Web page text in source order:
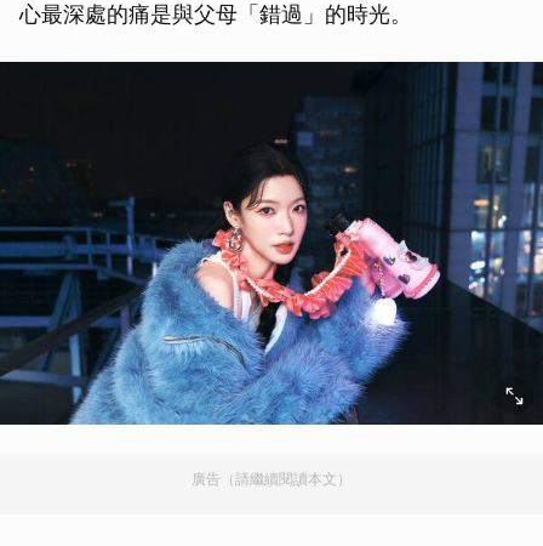
心最深處的痛是與父母「錯過」的時光。
廣告（請繼續閱讀本文）